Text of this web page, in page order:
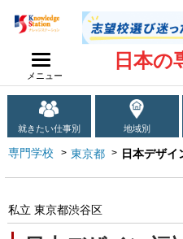
メニュー
日本の
就きたい仕事別 地域別
専門学校 東京都 日本デザイ
私立 東京都渋谷区